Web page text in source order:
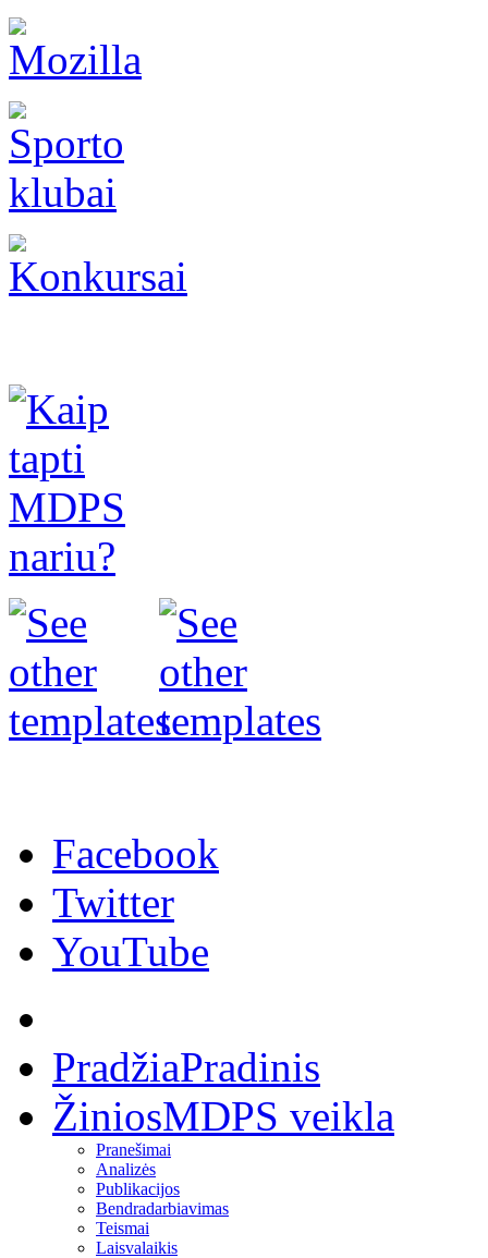
Facebook
Twitter
YouTube
PradžiaPradinis
ŽiniosMDPS veikla
Pranešimai
Analizės
Publikacijos
Bendradarbiavimas
Teismai
Laisvalaikis